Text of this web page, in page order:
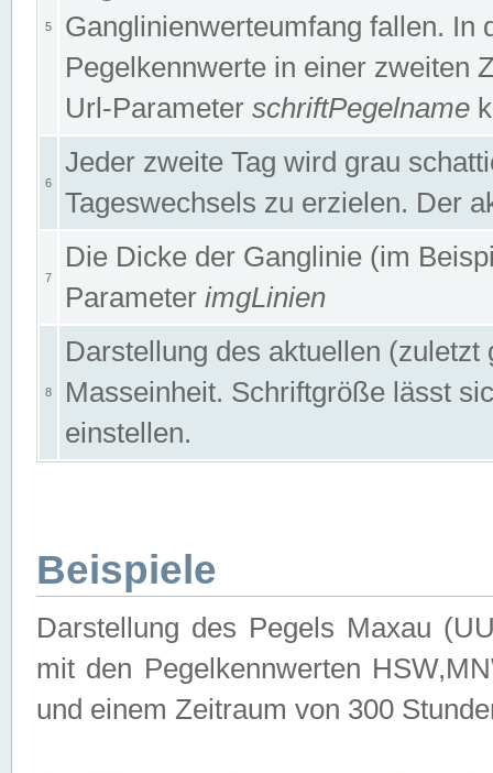
5
Ganglinienwerteumfang fallen. In
Pegelkennwerte in einer zweiten
Url-Parameter schriftPegelname
6
Jeder zweite Tag wird grau
Tageswechsels zu erzielen. Der
7
Die Dicke der Ganglinie (im
Parameter imgLinien
8
Darstellung des aktuellen
Masseinheit. Schriftgröße lässt
einstellen.
Beispiele
Darstellung des Pegels Maxau
mit den Pegelkennwerten
und einem Zeitraum von 300